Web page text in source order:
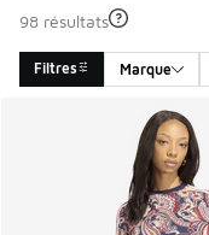
98 résultats
Filtres Marque
Search Results